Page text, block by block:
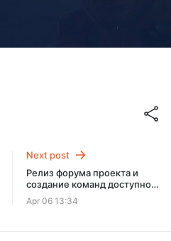
Next post
Релиз форума проекта и
создание команд доступно
всем!
Apr 06 13:34